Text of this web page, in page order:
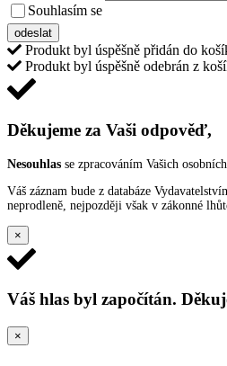
Souhlasím se
odeslat
Produkt byl úspěšně přidán do
Produkt byl úspěšně odebrán z
Děkujeme za Vaši odpověď,
Nesouhlas se zpracováním Vašich
Váš záznam bude z databáze
neprodleně, nejpozději však v zákonné
×
Váš hlas byl započítán.
×